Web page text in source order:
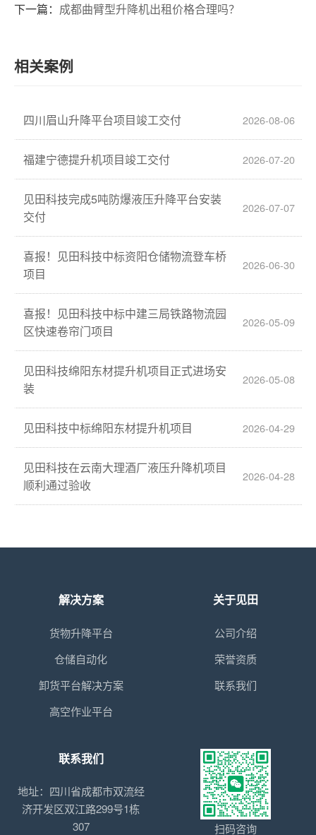
下一篇： 成都曲臂型升降机出租价格合理吗？
相关案例
四川眉山升降平台项目竣工交付 2026-08-06
福建宁德提升机项目竣工交付 2026-07-20
见田科技完成5吨防爆液压升降平台安装
交付
2026-07-07
喜报！见田科技中标资阳仓储物流登车桥
项目
2026-06-30
喜报！见田科技中标中建三局铁路物流园
区快速卷帘门项目
2026-05-09
见田科技绵阳东材提升机项目正式进场安
装
2026-05-08
见田科技中标绵阳东材提升机项目 2026-04-29
见田科技在云南大理酒厂液压升降机项目
顺利通过验收
2026-04-28
解决方案
货物升降平台
仓储自动化
卸货平台解决方案
高空作业平台
关于见田
公司介绍
荣誉资质
联系我们
联系我们
地址：四川省成都市双流经
济开发区双江路299号1栋
307
扫码咨询